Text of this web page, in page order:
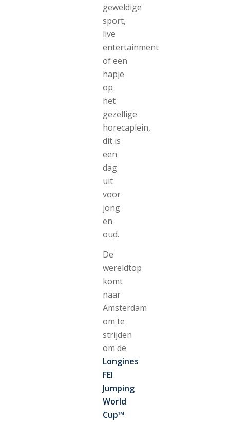
geweldige
sport,
live
entertainment
of een
hapje
op
het
gezellige
horecaplein,
dit is
een
dag
uit
voor
jong
en
oud.
De
wereldtop
komt
naar
Amsterdam
om te
strijden
om de
Longines
FEI
Jumping
World
Cup™